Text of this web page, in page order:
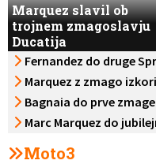
Marquez slavil ob
trojnem zmagoslavju
Ducatija
Fernandez do druge
Marquez z zmago
Bezzecchija
Bagnaia do prve
Marc Marquez do
Moto3